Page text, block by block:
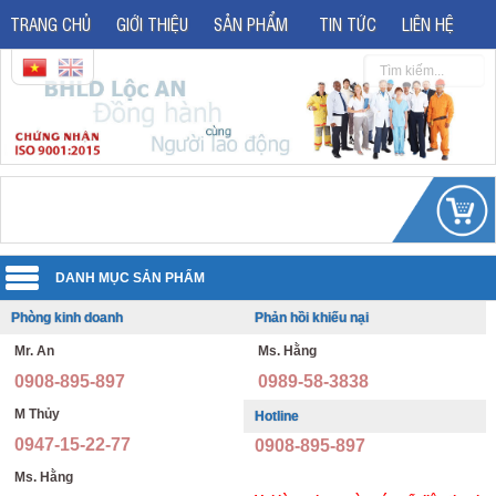
TRANG CHỦ GIỚI THIỆU SẢN PHẨM TIN TỨC LIÊN HỆ
Quần áo đồng phục
Đồng phục văn phòng
Đồng phục bảo vệ thông tư 08
Giày bảo hộ lao động
Giày bảo hộ nhập khẩu
Phòng kinh doanh
Mr. An
0908-895-897
M Thủy
0947-15-22-77
Ms. Hằng
Phản hồi khiếu nại
Ms. Hằng
0989-58-3838
Hotline
0908-895-897